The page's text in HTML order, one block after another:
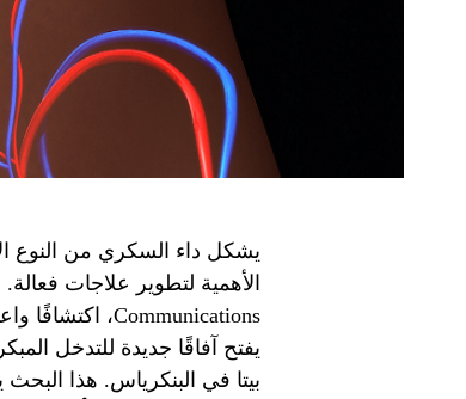
يشكل داء السكري من النوع
يفتح آفاقًا جديدة للتدخل
بيتا في البنكرياس. هذا